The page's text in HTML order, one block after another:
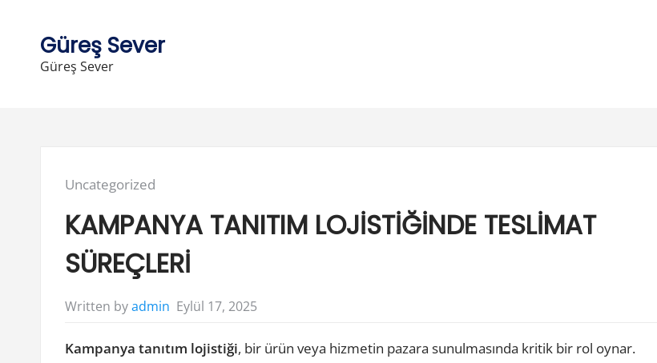
content
Güreş Sever
Güreş Sever
Posted
Uncategorized
KAMPANYA TANITIM LOJİSTİĞİNDE TESLİMAT
SÜREÇLERİ
Written byadmin Eylül 17, 2025
Kampanya tanıtım lojistiği, bir ürün veya hizmetin pazara sunulmasında kritik bir rol oynar.